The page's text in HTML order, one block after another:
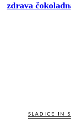
zdrava
SLADICE IN